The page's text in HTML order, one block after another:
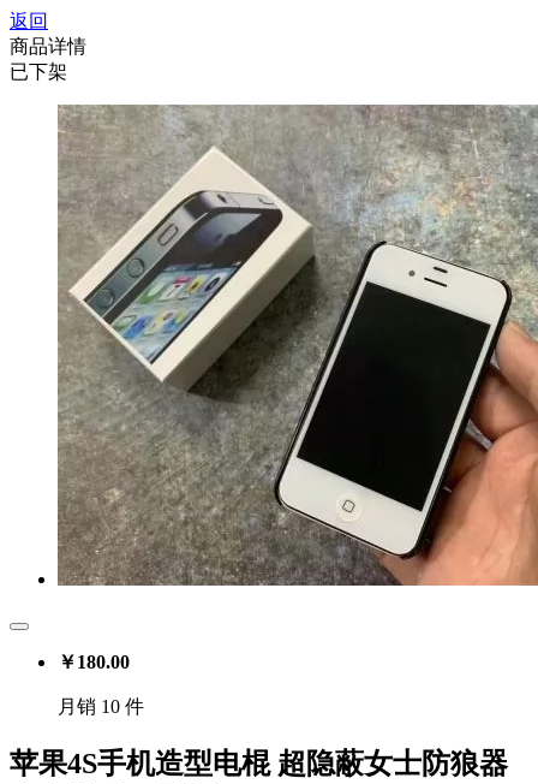
返回
商品详情
已下架
￥180.00
月销 10 件
苹果4S手机造型电棍 超隐蔽女士防狼器